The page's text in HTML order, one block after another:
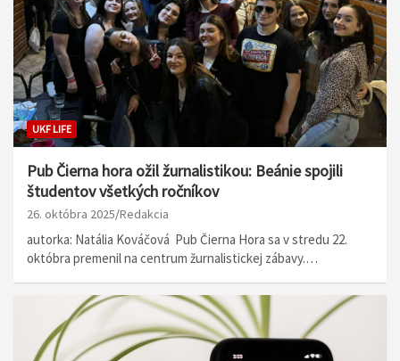
UKF LIFE
Pub Čierna hora ožil žurnalistikou: Beánie spojili
študentov všetkých ročníkov
26. októbra 2025 Redakcia
autorka: Natália Kováčová Pub Čierna Hora sa v stredu 22.
októbra premenil na centrum žurnalistickej zábavy.…